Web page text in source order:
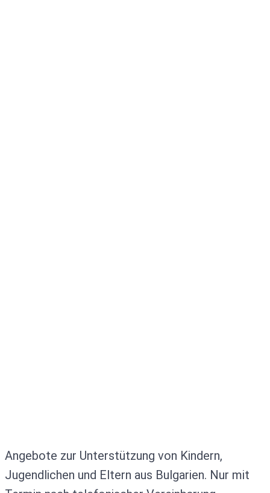
Angebote zur Unterstützung von Kindern,
Jugendlichen und Eltern aus Bulgarien. Nur mit